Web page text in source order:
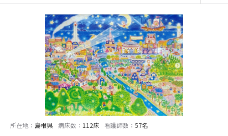
所在地： 島根県 病床数： 112床 看護師数： 57名